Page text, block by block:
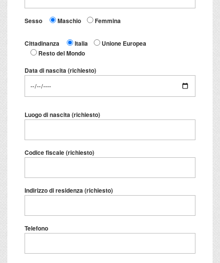
Sesso Maschio Femmina
Cittadinanza Italia
Unione Europea
Resto del Mondo
Data di nascita (richiesto)
Luogo di nascita (richiesto)
Codice fiscale (richiesto)
Indirizzo di residenza (richiesto)
Telefono